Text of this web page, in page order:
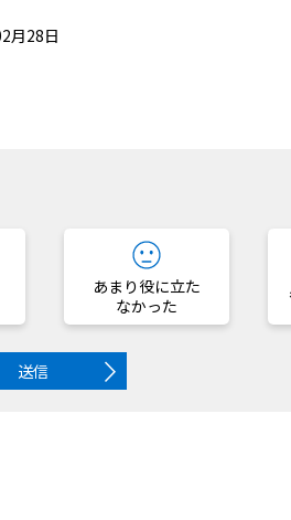
月28日
あまり役に立た
なかった
送信